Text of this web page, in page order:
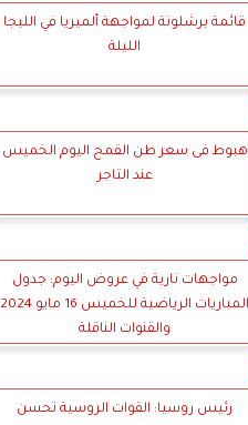
قائمة برشلونة لمواجهة ألميريا في الليجا
الليلة
هبوط فى سعر طن القمح اليوم الخميس
عند التاجر
مواجهات نارية في عروض اليوم: جدول
المباريات الرياضية للخميس 16 مايو 2024
والقنوات الناقلة
رئيس روسيا: القوات الروسية تحسن